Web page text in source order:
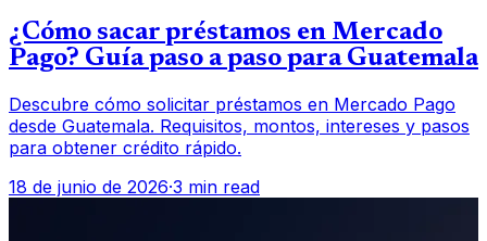
¿Cómo sacar préstamos en Mercado
Pago? Guía paso a paso para Guatemala
Descubre cómo solicitar préstamos en Mercado Pago
desde Guatemala. Requisitos, montos, intereses y pasos
para obtener crédito rápido.
18 de junio de 2026·3 min read